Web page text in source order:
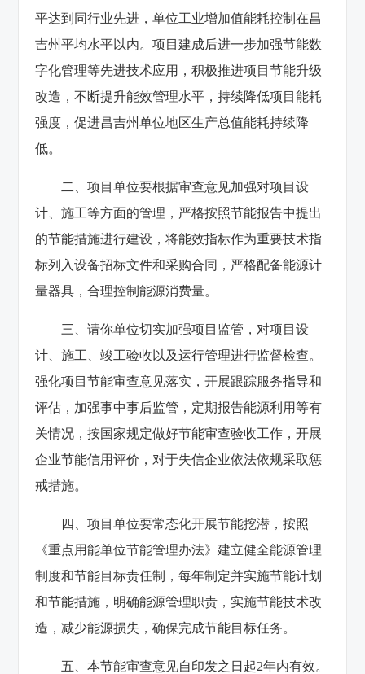
平达到同行业先进，单位工业增加值能耗控制在昌
吉州平均水平以内。项目建成后进一步加强节能数
字化管理等先进技术应用，积极推进项目节能升级
改造，不断提升能效管理水平，持续降低项目能耗
强度，促进昌吉州单位地区生产总值能耗持续降
低。
二、项目单位要根据审查意见加强对项目设
计、施工等方面的管理，严格按照节能报告中提出
的节能措施进行建设，将能效指标作为重要技术指
标列入设备招标文件和采购合同，严格配备能源计
量器具，合理控制能源消费量。
三、请你单位切实加强项目监管，对项目设
计、施工、竣工验收以及运行管理进行监督检查。
强化项目节能审查意见落实，开展跟踪服务指导和
评估，加强事中事后监管，定期报告能源利用等有
关情况，按国家规定做好节能审查验收工作，开展
企业节能信用评价，对于失信企业依法依规采取惩
戒措施。
四、项目单位要常态化开展节能挖潜，按照
《重点用能单位节能管理办法》建立健全能源管理
制度和节能目标责任制，每年制定并实施节能计划
和节能措施，明确能源管理职责，实施节能技术改
造，减少能源损失，确保完成节能目标任务。
五、本节能审查意见自印发之日起2年内有效。